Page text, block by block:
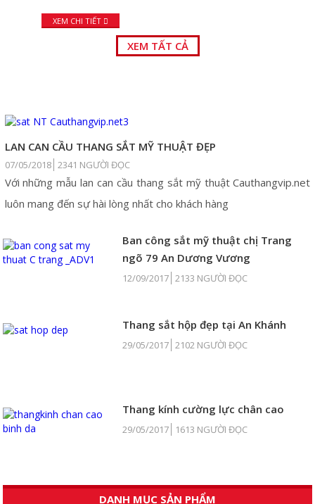
XEM CHI TIẾT
XEM TẤT CẢ
LAN CAN CẦU THANG SẮT MỸ THUẬT ĐẸP
07/05/2018 2341 NGƯỜI ĐỌC
Với những mẫu lan can cầu thang sắt mỹ thuật Cauthangvip.net
luôn mang đến sự hài lòng nhất cho khách hàng
Ban công sắt mỹ thuật chị Trang
ngõ 79 An Dương Vương
12/09/2017 2133 NGƯỜI ĐỌC
Thang sắt hộp đẹp tại An Khánh
29/05/2017 2102 NGƯỜI ĐỌC
Thang kính cường lực chân cao
29/05/2017 1613 NGƯỜI ĐỌC
DANH MỤC SẢN PHẨM